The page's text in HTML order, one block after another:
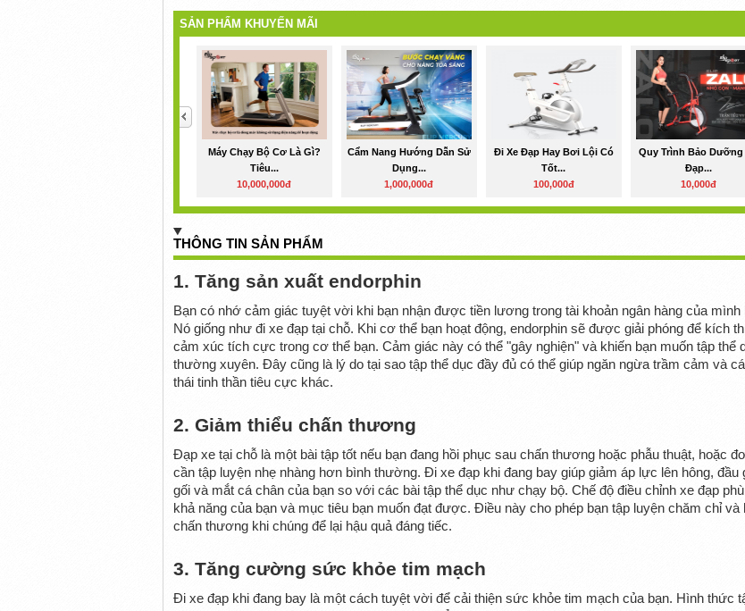
SẢN PHẨM KHUYẾN MÃI
Máy Chạy Bộ Cơ Là Gì?
Tiêu...
10,000,000đ
Cẩm Nang Hướng Dẫn Sử
Dụng...
1,000,000đ
Đi Xe Đạp Hay Bơi Lội Có
Tốt...
100,000đ
Quy Trình Bảo Dưỡng
Đạp...
10,000đ
THÔNG TIN SẢN PHẨM
1. Tăng sản xuất endorphin
Bạn có nhớ cảm giác tuyệt vời khi bạn nhận được tiền lương trong tài khoản ngân hàng của mình
Nó giống như đi xe đạp tại chỗ. Khi cơ thể bạn hoạt động, endorphin sẽ được giải phóng để kích
cảm xúc tích cực trong cơ thể bạn. Cảm giác này có thể "gây nghiện" và khiến bạn muốn tập thể
thường xuyên. Đây cũng là lý do tại sao tập thể dục đầy đủ có thể giúp ngăn ngừa trầm cảm và
thái tinh thần tiêu cực khác.
2. Giảm thiểu chấn thương
Đạp xe tại chỗ là một bài tập tốt nếu bạn đang hồi phục sau chấn thương hoặc phẫu thuật, hoặc
cần tập luyện nhẹ nhàng hơn bình thường. Đi xe đạp khi đang bay giúp giảm áp lực lên hông, đầu
gối và mắt cá chân của bạn so với các bài tập thể dục như chạy bộ. Chế độ điều chỉnh xe đạp
khả năng của bạn và mục tiêu bạn muốn đạt được. Điều này cho phép bạn tập luyện chăm chỉ và
chấn thương khi chúng để lại hậu quả đáng tiếc.
3. Tăng cường sức khỏe tim mạch
Đi xe đạp khi đang bay là một cách tuyệt vời để cải thiện sức khỏe tim mạch của bạn. Hình thức